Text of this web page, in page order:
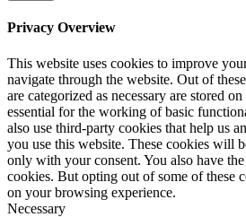
Privacy Overview
This website uses cookies to improve
navigate through the website. Out of
are categorized as necessary are stored
essential for the working of basic
also use third-party cookies that help us
you use this website. These cookies will
only with your consent. You also have
cookies. But opting out of some of these
on your browsing experience.
Necessary